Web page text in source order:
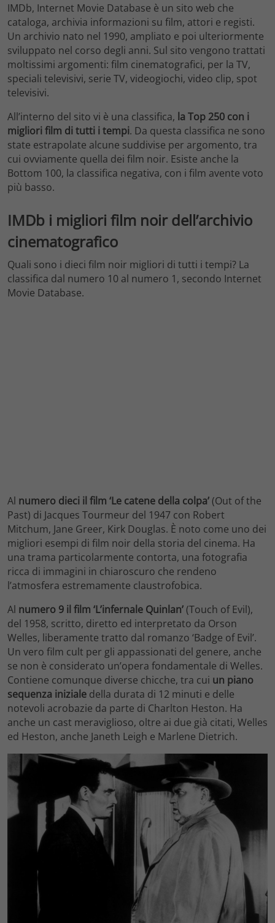
IMDb, Internet Movie Database è un sito web che
cataloga, archivia informazioni su film, attori e registi.
Un archivio nato nel 1990, ampliato e poi ulteriormente
sviluppato nel corso degli anni. Sul sito vengono trattati
moltissimi argomenti: film cinematografici, per la TV,
speciali televisivi, serie TV, videogiochi, video clip, spot
televisivi.
All’interno del sito vi è una classifica, la Top 250 con i
migliori film di tutti i tempi. Da questa classifica ne sono
state estrapolate alcune suddivise per argomento, tra
cui ovviamente quella dei film noir. Esiste anche la
Bottom 100, la classifica negativa, con i film avente voto
più basso.
IMDb i migliori film noir dell’archivio
cinematografico
Quali sono i dieci film noir migliori di tutti i tempi? La
classifica dal numero 10 al numero 1, secondo Internet
Movie Database.
Al numero dieci il film ‘Le catene della colpa’(Out of the
Past) di Jacques Tourmeur del 1947 con Robert
Mitchum, Jane Greer, Kirk Douglas. È noto come uno dei
migliori esempi di film noir della storia del cinema. Ha
una trama particolarmente contorta, una fotografia
ricca di immagini in chiaroscuro che rendeno
l’atmosfera estremamente claustrofobica.
Al numero 9 il film ‘L’infernale Quinlan’(Touch of Evil),
del 1958, scritto, diretto ed interpretato da Orson
Welles, liberamente tratto dal romanzo ‘Badge of Evil’.
Un vero film cult per gli appassionati del genere, anche
se non è considerato un’opera fondamentale di Welles.
Contiene comunque diverse chicche, tra cui un piano
sequenza iniziale della durata di 12 minuti e delle
notevoli acrobazie da parte di Charlton Heston. Ha
anche un cast meraviglioso, oltre ai due già citati, Welles
ed Heston, anche Janeth Leigh e Marlene Dietrich.